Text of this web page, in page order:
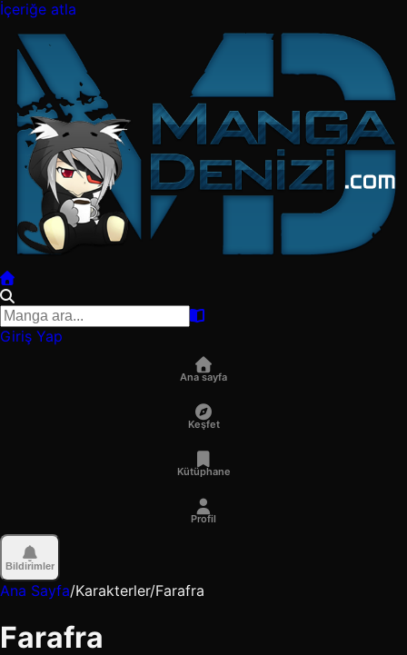
İçeriğe atla
Giriş Yap
Ana sayfa
Keşfet
Kütüphane
Profil
Bildirimler
Ana Sayfa/Karakterler/Farafra
Farafra